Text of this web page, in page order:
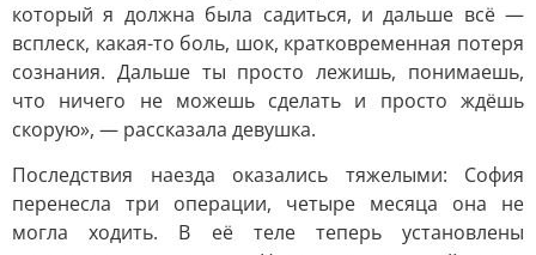
который я должна была садиться, и дальше всё —
всплеск, какая-то боль, шок, кратковременная потеря
сознания. Дальше ты просто лежишь, понимаешь,
что ничего не можешь сделать и просто ждёшь
скорую», — рассказала девушка.
Последствия наезда оказались тяжелыми: София
перенесла три операции, четыре месяца она не
могла ходить. В её теле теперь установлены